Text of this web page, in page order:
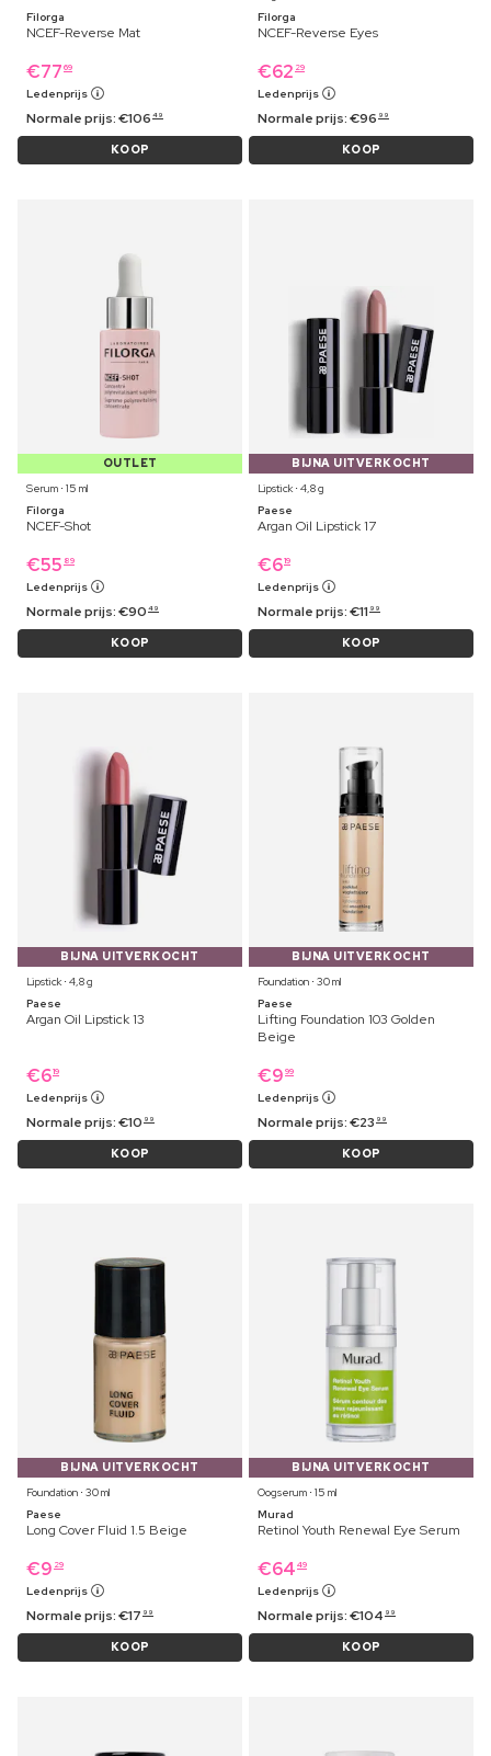
Filorga
NCEF-Reverse Mat
€77 69
Ledenprijs
Normale prijs:€106 49
KOOP
Filorga
NCEF-Reverse Eyes
€62 29
Ledenprijs
Normale prijs:€96 99
KOOP
OUTLET
Serum ⋅ 15 ml
Filorga
NCEF-Shot
€55 89
Ledenprijs
Normale prijs:€90 49
KOOP
BIJNA UITVERKOCHT
Lipstick ⋅ 4,8 g
Paese
Argan Oil Lipstick 17
€619
Ledenprijs
Normale prijs:€11 99
KOOP
BIJNA UITVERKOCHT
Lipstick ⋅ 4,8 g
Paese
Argan Oil Lipstick 13
€619
Ledenprijs
Normale prijs:€10 99
KOOP
BIJNA UITVERKOCHT
Foundation ⋅ 30 ml
Paese
Lifting Foundation 103 Golden
Beige
€9 99
Ledenprijs
Normale prijs:€23 99
KOOP
BIJNA UITVERKOCHT
Foundation ⋅ 30 ml
Paese
Long Cover Fluid 1.5 Beige
€9 29
Ledenprijs
Normale prijs:€17 99
KOOP
BIJNA UITVERKOCHT
Oogserum ⋅ 15 ml
Murad
Retinol Youth Renewal Eye Serum
€64 49
Ledenprijs
Normale prijs:€104 99
KOOP